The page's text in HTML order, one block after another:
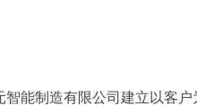
能制造有限公司建立以客